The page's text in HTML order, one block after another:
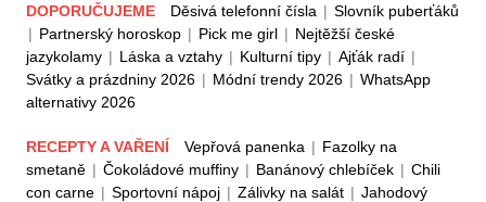
DOPORUČUJEME Děsivá telefonní čísla | Slovník puberťáků
| Partnerský horoskop | Pick me girl | Nejtěžší české
jazykolamy | Láska a vztahy | Kulturní tipy | Ajťák radí |
Svátky a prázdniny 2026 | Módní trendy 2026 | WhatsApp
alternativy 2026
RECEPTY A VAŘENÍ Vepřová panenka | Fazolky na
smetaně | Čokoládové muffiny | Banánový chlebíček | Chili
con carne | Sportovní nápoj | Zálivky na salát | Jahodový